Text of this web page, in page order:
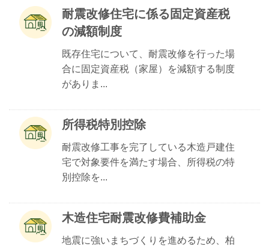
耐震改修住宅に係る固定資産税
の減額制度
既存住宅について、耐震改修を行った場
合に固定資産税（家屋）を減額する制度
がありま...
所得税特別控除
耐震改修工事を完了している木造戸建住
宅で対象要件を満たす場合、所得税の特
別控除を...
木造住宅耐震改修費補助金
地震に強いまちづくりを進めるため、柏